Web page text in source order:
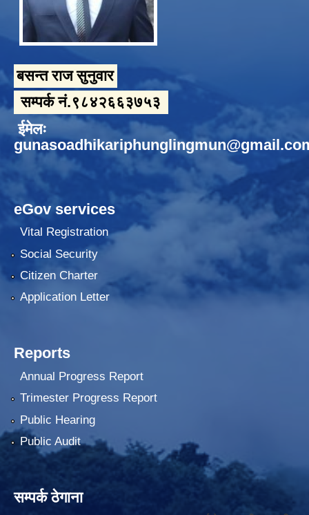
बसन्त राज सुनुवार
सम्पर्क नं.९८४२६६३७५३
ईमेलः
eGov services
Vital Registration
Social Security
Citizen Charter
Application Letter
Reports
Annual Progress Report
Trimester Progress Report
Public Hearing
Public Audit
सम्पर्क ठेगाना